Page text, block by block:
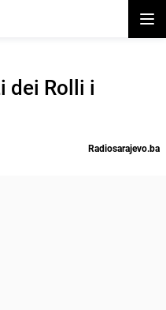
dei Rolli i
Radiosarajevo.ba